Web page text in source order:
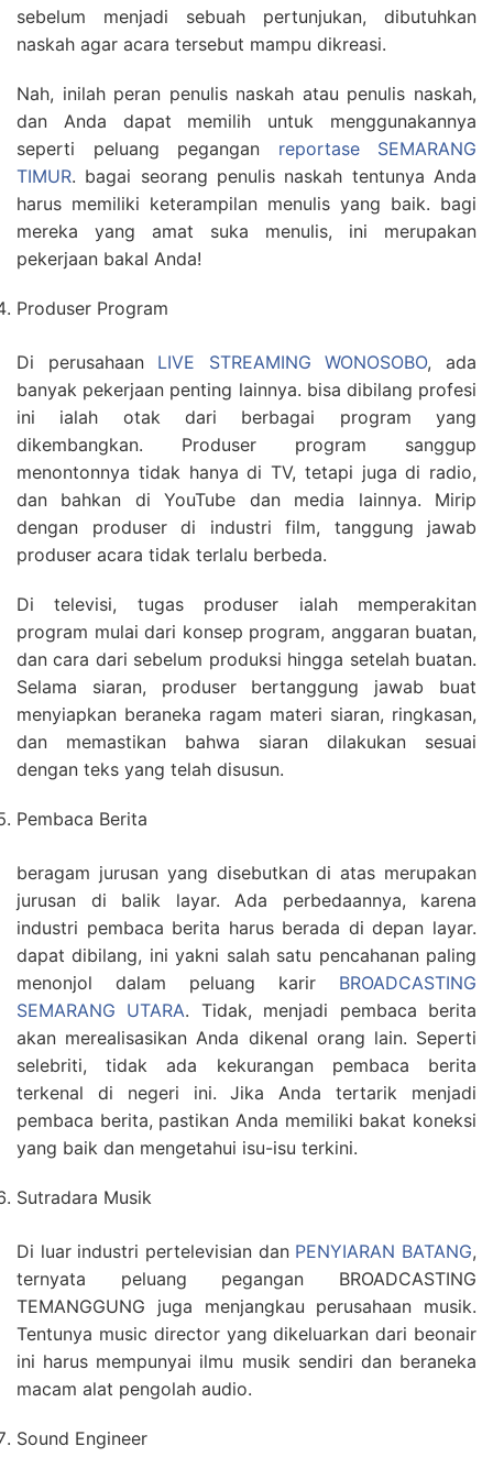
sebelum menjadi sebuah pertunjukan, dibutuhkan
naskah agar acara tersebut mampu dikreasi.
Nah, inilah peran penulis naskah atau penulis naskah,
dan Anda dapat memilih untuk menggunakannya
seperti peluang pegangan reportase SEMARANG
TIMUR. bagai seorang penulis naskah tentunya Anda
harus memiliki keterampilan menulis yang baik. bagi
mereka yang amat suka menulis, ini merupakan
pekerjaan bakal Anda!
Produser Program
Di perusahaan LIVE STREAMING WONOSOBO, ada
banyak pekerjaan penting lainnya. bisa dibilang profesi
ini ialah otak dari berbagai program yang
dikembangkan. Produser program sanggup
menontonnya tidak hanya di TV, tetapi juga di radio,
dan bahkan di YouTube dan media lainnya. Mirip
dengan produser di industri film, tanggung jawab
produser acara tidak terlalu berbeda.
Di televisi, tugas produser ialah memperakitan
program mulai dari konsep program, anggaran buatan,
dan cara dari sebelum produksi hingga setelah buatan.
Selama siaran, produser bertanggung jawab buat
menyiapkan beraneka ragam materi siaran, ringkasan,
dan memastikan bahwa siaran dilakukan sesuai
dengan teks yang telah disusun.
Pembaca Berita
beragam jurusan yang disebutkan di atas merupakan
jurusan di balik layar. Ada perbedaannya, karena
industri pembaca berita harus berada di depan layar.
dapat dibilang, ini yakni salah satu pencahanan paling
menonjol dalam peluang karir BROADCASTING
SEMARANG UTARA. Tidak, menjadi pembaca berita
akan merealisasikan Anda dikenal orang lain. Seperti
selebriti, tidak ada kekurangan pembaca berita
terkenal di negeri ini. Jika Anda tertarik menjadi
pembaca berita, pastikan Anda memiliki bakat koneksi
yang baik dan mengetahui isu-isu terkini.
Sutradara Musik
Di luar industri pertelevisian dan PENYIARAN BATANG,
ternyata peluang pegangan BROADCASTING
TEMANGGUNG juga menjangkau perusahaan musik.
Tentunya music director yang dikeluarkan dari beonair
ini harus mempunyai ilmu musik sendiri dan beraneka
macam alat pengolah audio.
Sound Engineer